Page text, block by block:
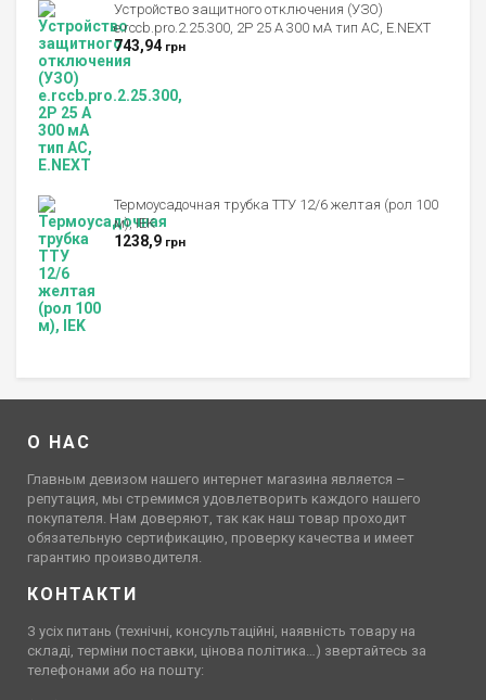
Устройство защитного отключения (УЗО)
e.rccb.pro.2.25.300, 2P 25 А 300 мА тип AC, E.NEXT
743,94 грн
Термоусадочная трубка ТТУ 12/6 желтая (рол 100
м), IEK
1238,9 грн
О НАС
Главным девизом нашего интернет магазина является –
репутация, мы стремимся удовлетворить каждого нашего
покупателя. Нам доверяют, так как наш товар проходит
обязательную сертификацию, проверку качества и имеет
гарантию производителя.
КОНТАКТИ
З усіх питань (технічні, консультаційні, наявність товару на
складі, терміни поставки, цінова політика…) звертайтесь за
телефонами або на пошту: